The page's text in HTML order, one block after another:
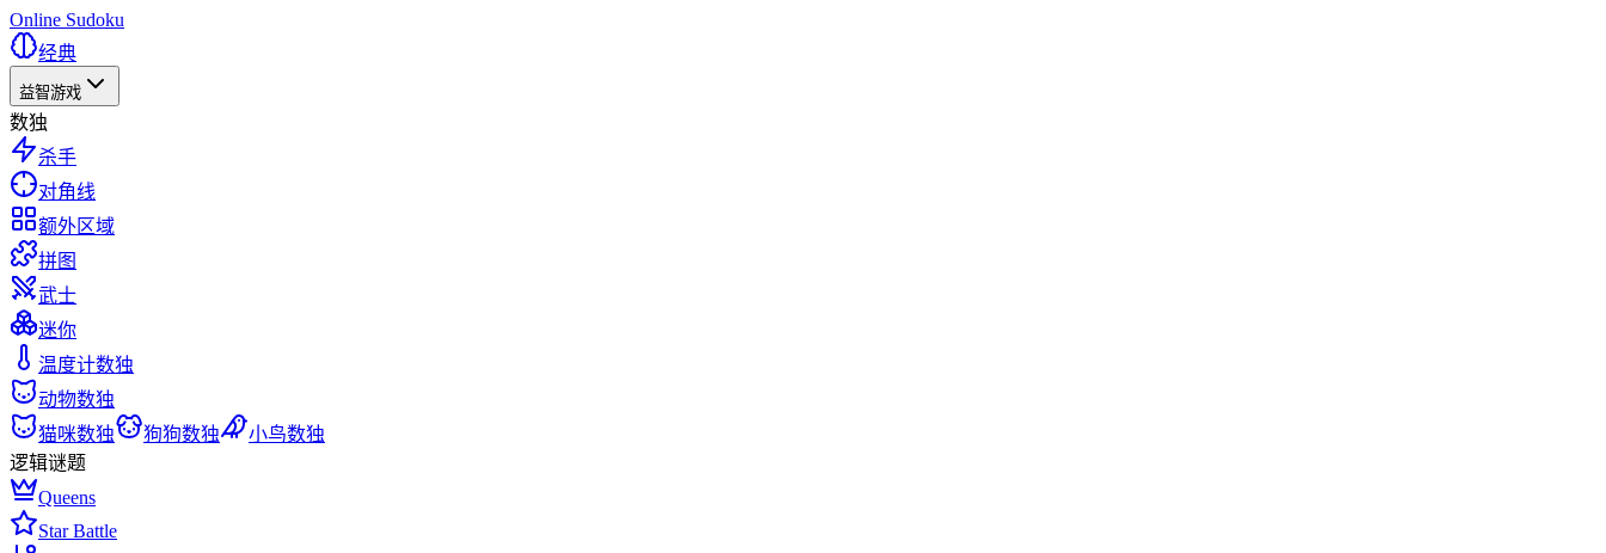
Online Sudoku
经典
益智游戏
数独
杀手
对角线
额外区域
拼图
武士
迷你
温度计数独
动物数独
猫咪数独
狗狗数独
小鸟数独
逻辑谜题
Queens
Star Battle